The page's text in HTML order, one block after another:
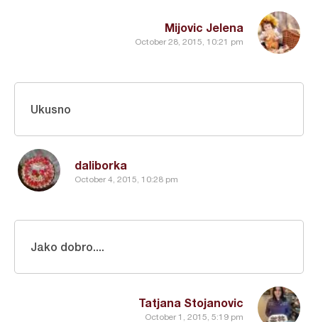
Mijovic Jelena
October 28, 2015, 10:21 pm
daliborka
October 4, 2015, 10:28 pm
Ukusno
Tatjana Stojanovic
October 1, 2015, 5:19 pm
Jako dobro....